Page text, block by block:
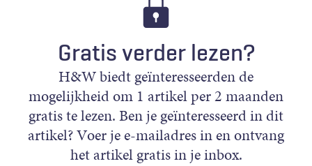
Gratis verder lezen?
H&W biedt geïnteresseerden de
mogelijkheid om 1 artikel per 2 maanden
gratis te lezen. Ben je geïnteresseerd in dit
artikel? Voer je e-mailadres in en ontvang
het artikel gratis in je inbox.